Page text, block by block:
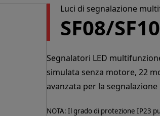
Luci di segnalazione
SF08/SF10
Segnalatori LED
simulata senza motore, 22
avanzata per la
NOTA: Il grado di protezione IP23